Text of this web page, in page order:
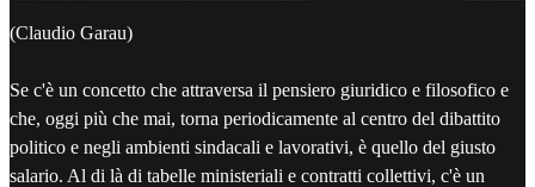
(Claudio Garau)
Se c'è un concetto che attraversa il pensiero giuridico e filosofico e
che, oggi più che mai, torna periodicamente al centro del dibattito
politico e negli ambienti sindacali e lavorativi, è quello del giusto
salario. Al di là di tabelle ministeriali e contratti collettivi, c'è un